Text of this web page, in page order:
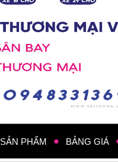
SẢN PHẨM BẢNG GIÁ